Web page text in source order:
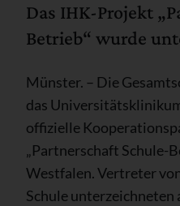
Das IHK-Projekt
Betrieb“ wurde
Münster. – Die
das
offizielle
„Partnerschaft Schule-
Westfalen. Vertreter
Schule unterzeichneten